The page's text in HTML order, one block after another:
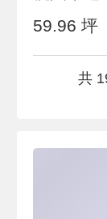
59.96 坪
共